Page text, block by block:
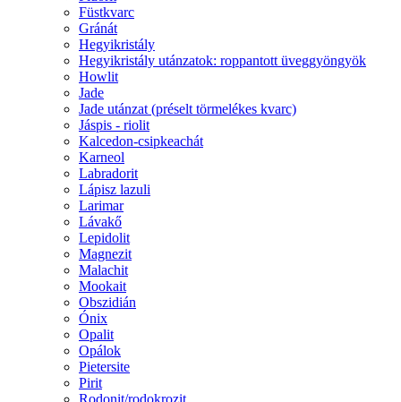
Füstkvarc
Gránát
Hegyikristály
Hegyikristály utánzatok: roppantott üveggyöngyök
Howlit
Jade
Jade utánzat (préselt törmelékes kvarc)
Jáspis - riolit
Kalcedon-csipkeachát
Karneol
Labradorit
Lápisz lazuli
Larimar
Lávakő
Lepidolit
Magnezit
Malachit
Mookait
Obszidián
Ónix
Opalit
Opálok
Pietersite
Pirit